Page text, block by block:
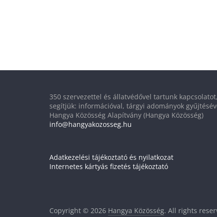
350 szervezettel és állatvédővel tartunk
segítjük: információval, tárgyi adományok
Hangya Közösség Alapítvány (Hangya Közösség)
info@hangyakozosseg.hu
Adatkezelési tájékoztató és nyilatkozat
Internetes kártyás fizetés tájékoztató
Copyright © 2026 Hangya Közösség. All rights